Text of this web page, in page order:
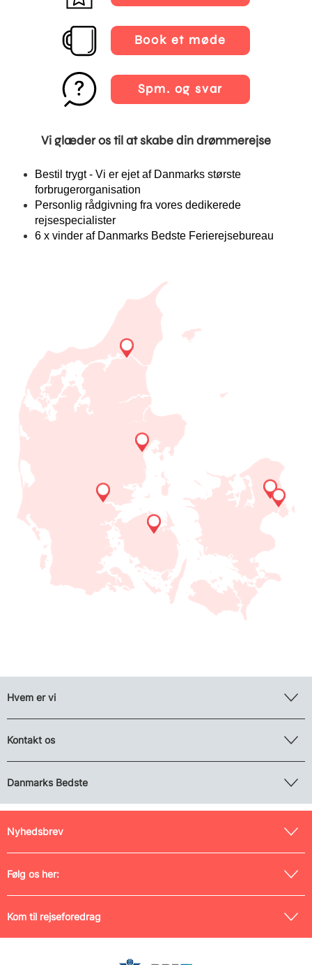
Book et møde
Spm. og svar
Vi glæder os til at skabe din drømmerejse
Bestil trygt - Vi er ejet af Danmarks største
forbrugerorganisation
Personlig rådgivning fra vores dedikerede
rejsespecialister
6 x vinder af Danmarks Bedste Ferierejsebureau
Hvem er vi
Kontakt os
Danmarks Bedste
Nyhedsbrev
Følg os her:
Kom til rejseforedrag